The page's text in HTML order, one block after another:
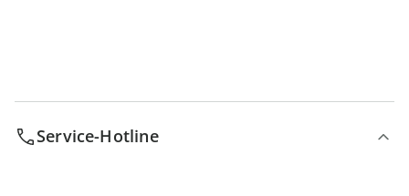
Service-Hotline